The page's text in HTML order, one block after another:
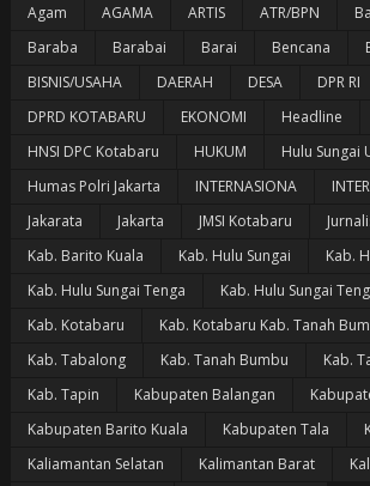
Agam AGAMA ARTIS ATR/BPN
Baraba
Barabai Barai Bencana
BISNIS/USAHA
DAERAH DESA DPR RI
DPRD KOTABARU
EKONOMI Headline
HNSI DPC Kotabaru
HUKUM
Hulu Sungai
Humas Polri Jakarta
INTERNASIONA
Jakarata
Jakarta JMSI Kotabaru
Kab. Barito Kuala
Kab. Hulu Sungai
Kab.
Kab. Hulu Sungai Tenga
Kab. Hulu Sungai
Kab. Kotabaru
Kab. Kotabaru Kab. Tanah
Kab. Tabalong
Kab. Tanah Bumbu
Kab.
Kab. Tapin
Kabupaten Balangan
Kabupaten Barito Kuala
Kabupaten Tala
Kaliamantan Selatan
Kalimantan Barat